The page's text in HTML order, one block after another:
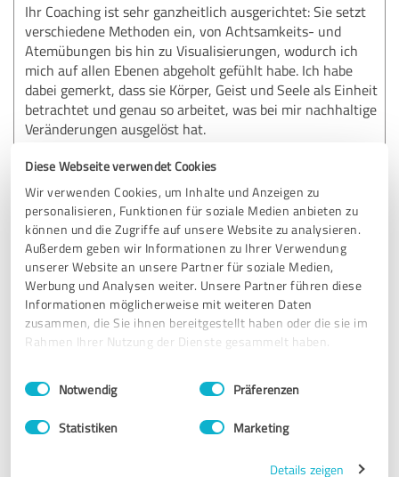
Diese Webseite verwendet Cookies
Wir verwenden Cookies, um Inhalte und Anzeigen zu
personalisieren, Funktionen für soziale Medien anbieten zu
können und die Zugriffe auf unsere Website zu analysieren.
Außerdem geben wir Informationen zu Ihrer Verwendung
unserer Website an unsere Partner für soziale Medien,
Werbung und Analysen weiter. Unsere Partner führen diese
Informationen möglicherweise mit weiteren Daten
zusammen, die Sie ihnen bereitgestellt haben oder die sie im
Rahmen Ihrer Nutzung der Dienste gesammelt haben.
Impressum Datenschutzbestimmungen
Einwilligungsauswahl
Notwendig Präferenzen
Statistiken Marketing
Details zeigen
Ihr Coaching ist sehr ganzheitlich ausgerichtet: Sie setzt
verschiedene Methoden ein, von Achtsamkeits- und
Atemübungen bis hin zu Visualisierungen, wodurch ich
mich auf allen Ebenen abgeholt gefühlt habe. Ich habe
dabei gemerkt, dass sie Körper, Geist und Seele als Einheit
betrachtet und genau so arbeitet, was bei mir nachhaltige
Veränderungen ausgelöst hat.
Hannahs positive und offene Art ist einfach ansteckend
und unglaublich motivierend. In jeder Sitzung habe ich ihre
Leidenschaft gespürt. Ich bin Hannah unglaublich dankbar
und kann sie als Mental Coach aus vollem Herzen
weiterempfehlen.
Erfahrungsbericht & Bewertung zu:
Wie hast du die Zeit im 1:1 Training mit mir
erlebt? Ich bin gespannt auf dein Feedback!
13.05.2025 Anonym